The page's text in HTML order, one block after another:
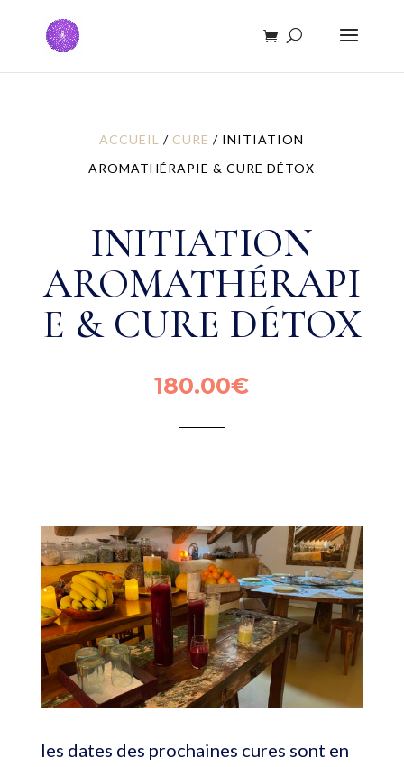
ACCUEIL / CURE / INITIATION
AROMATHÉRAPIE & CURE DÉTOX
INITIATION
AROMATHÉRAPI
E & CURE DÉTOX
180.00€
les dates des prochaines cures sont en